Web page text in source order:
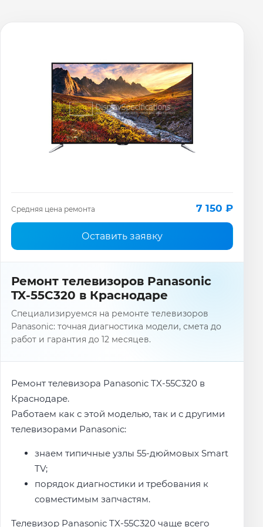
Средняя цена ремонта 7 150 ₽
Оставить заявку
Ремонт телевизоров Panasonic
TX-55C320 в Краснодаре
Специализируемся на ремонте телевизоров
Panasonic: точная диагностика модели, смета до
работ и гарантия до 12 месяцев.
Ремонт телевизора Panasonic TX-55C320 в
Краснодаре.
Работаем как с этой моделью, так и с другими
телевизорами Panasonic:
знаем типичные узлы 55-дюймовых Smart
TV;
порядок диагностики и требования к
совместимым запчастям.
Телевизор Panasonic TX-55C320 чаще всего